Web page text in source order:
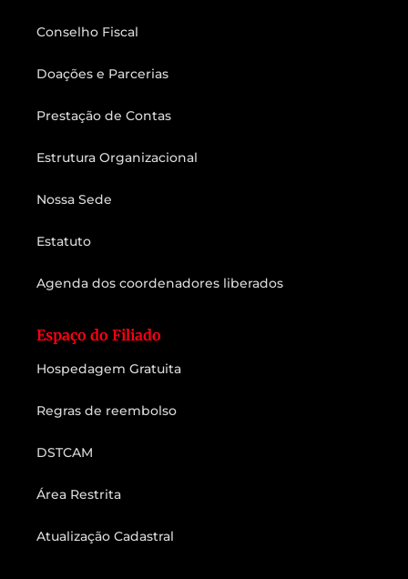
Conselho Fiscal
Doações e Parcerias
Prestação de Contas
Estrutura Organizacional
Nossa Sede
Estatuto
Agenda dos coordenadores liberados
Espaço do Filiado
Hospedagem Gratuita
Regras de reembolso
DSTCAM
Área Restrita
Atualização Cadastral